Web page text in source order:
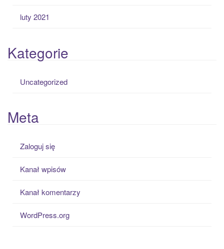
luty 2021
Kategorie
Uncategorized
Meta
Zaloguj się
Kanał wpisów
Kanał komentarzy
WordPress.org